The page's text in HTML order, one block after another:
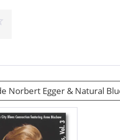
Norbert Egger & Natural